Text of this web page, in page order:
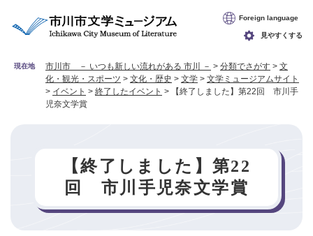
Foreign language
見やすくする
現在地 市川市 － いつも新しい流れがある 市川 － > 分類でさがす > 文
化・観光・スポーツ > 文化・歴史 > 文学 > 文学ミュージアムサイト
> イベント > 終了したイベント >
【終了しました】第22回 市川手
児奈文学賞
【終了しました】第22
回 市川手児奈文学賞